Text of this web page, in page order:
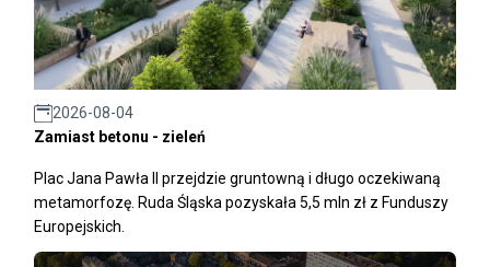
2026-08-04
Zamiast betonu - zieleń
Plac Jana Pawła II przejdzie gruntowną i długo oczekiwaną
metamorfozę. Ruda Śląska pozyskała 5,5 mln zł z Funduszy
Europejskich.